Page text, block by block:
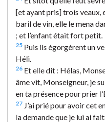
[et ayant pris] trois veaux,
baril de vin, elle le mena
; et l’enfant était fort petit.
25 Puis ils égorgèrent un
Héli.
26 Et elle dit : Hélas,
âme vit, Monseigneur, je
en ta présence pour prier
27 J’ai prié pour avoir cet
la demande que je lui ai